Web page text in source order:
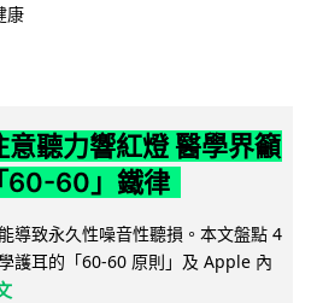
康
聽力響紅燈 醫學界籲
60-60」鐵律
導致永久性噪音性聽損。本文盤點 4
護耳的「60-60 原則」及 Apple 內